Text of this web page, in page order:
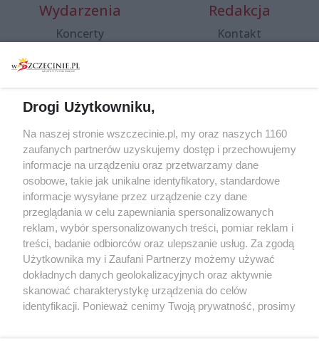
Wydarzenia
Koncerty
Spacery i oprowadzania
targi
Wernisaże
Więcej
Redakcja
Kontakt
Specjalny koncert z okazji
20. urodzin portalu
wSzczecinie.pl
Regulamin konkursów
śniadaniówka "Hej
Szczecin! Jest piątek!"
Partnerzy
Praca Szczecin
Drogi Użytkowniku,
Na naszej stronie wszczecinie.pl, my oraz naszych 1160
zaufanych partnerów uzyskujemy dostęp i przechowujemy
informacje na urządzeniu oraz przetwarzamy dane
osobowe, takie jak unikalne identyfikatory, standardowe
informacje wysyłane przez urządzenie czy dane
przeglądania w celu zapewniania spersonalizowanych
reklam, wybór spersonalizowanych treści, pomiar reklam i
treści, badanie odbiorców oraz ulepszanie usług. Za zgodą
Użytkownika my i Zaufani Partnerzy możemy używać
dokładnych danych geolokalizacyjnych oraz aktywnie
skanować charakterystykę urządzenia do celów
identyfikacji. Ponieważ cenimy Twoją prywatność, prosimy